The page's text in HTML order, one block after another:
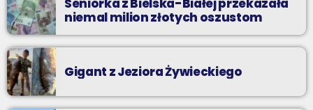
Seniorka z Bielska-Białej przekazała
niemal milion złotych oszustom
Gigant z Jeziora Żywieckiego